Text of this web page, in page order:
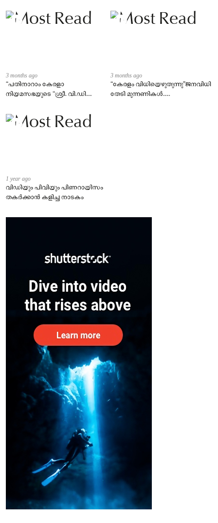
3 months ago
“പതിനാറാം കേരളാ
നിയമസഭയുടെ “ശ്രീ. വി.ഡി
മന്ത്രിസഭയുടെ സത്യപ്രതിജ്ഞാ
ചടങ്ങ്
3 months ago
“കേരളം വിധിയെഴുതുന്നു”ജനവിധി
തേടി മുന്നണികൾ….
1 year ago
വിഡിയും പിവിയും പിണറായിസം
തകർക്കാൻ കളിച്ച നാടകം